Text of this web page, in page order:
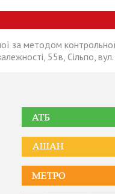
за методом
55в, Сільпо,